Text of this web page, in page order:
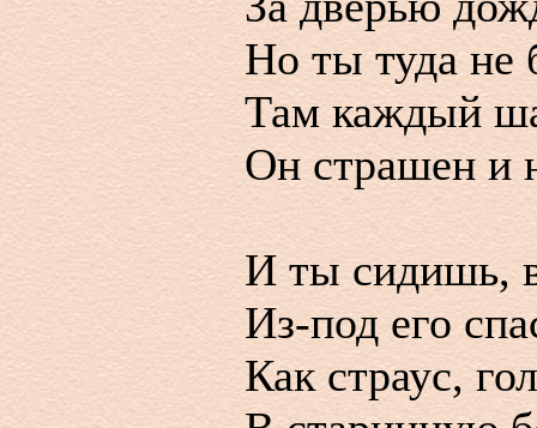
Но ты туда не
Там каждый
Он страшен и
И ты сидишь,
Из-под его
Как страус,